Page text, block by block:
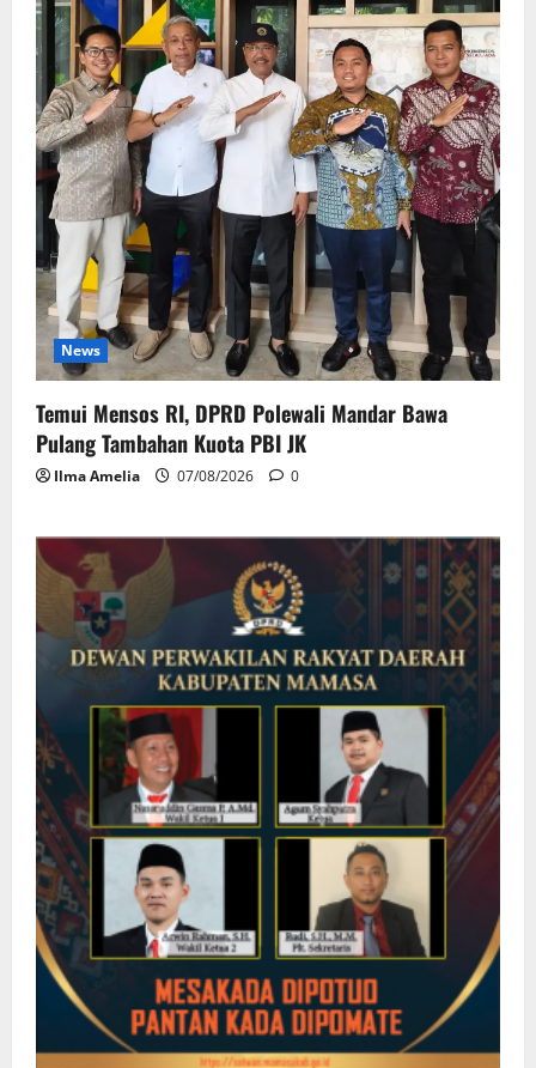
News
Temui Mensos RI, DPRD Polewali Mandar Bawa
Pulang Tambahan Kuota PBI JK
Ilma Amelia 07/08/2026 0